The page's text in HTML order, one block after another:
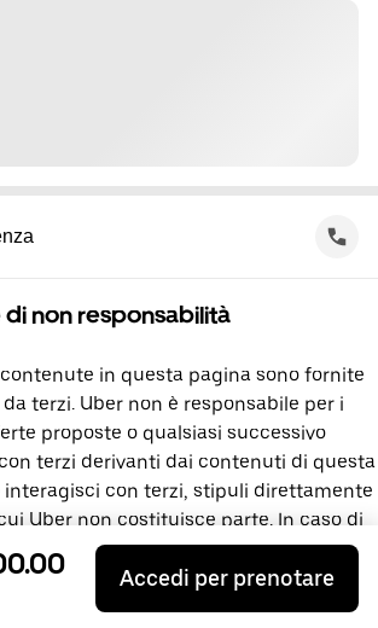
di non responsabilità
in questa pagina sono fornite
terzi. Uber non è responsabile per i
proposte o qualsiasi successivo
terzi derivanti dai contenuti di questa
interagisci con terzi, stipuli direttamente
Uber non costituisce parte. In caso di
direttamente la terza parte
Accedi per prenotare